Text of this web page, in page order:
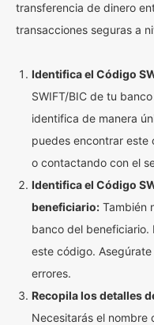
transferencia de dinero
transacciones seguras a
Identifica el Código
SWIFT/BIC de tu
identifica de manera
puedes encontrar
o contactando con el
Identifica el Código
beneficiario: También
banco del beneficiario.
este código.
errores.
Recopila los detalles
Necesitarás el nombre